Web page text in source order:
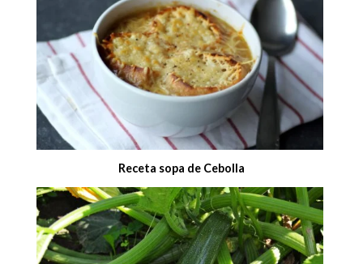
Receta sopa de Cebolla